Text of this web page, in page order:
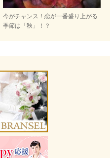
今がチャンス！恋が一番盛り上がる
季節は「秋」！？